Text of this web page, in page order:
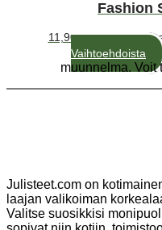
Fashion
11,90€ – 44,90€
Vaihtoehdoista
muunnelma. Voit
Julisteet.com on
laajan valikoiman
Valitse suosikkisi